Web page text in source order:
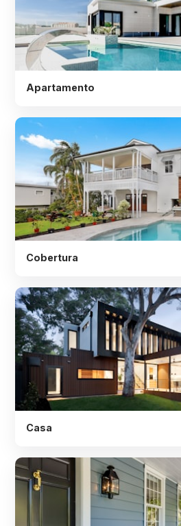
Apartamento
Cobertura
Casa